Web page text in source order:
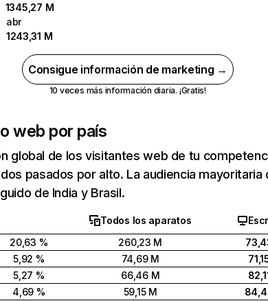
1345,27 M
abr
1243,31 M
Consigue información de marketing →
10 veces más información diaria. ¡Gratis!
web por país
global de los visitantes web de tu
pasados por alto. La audiencia
de India y Brasil.
Todos los aparatos
20,63 % 260,23 M
5,92 % 74,69 M
5,27 % 66,46 M
4,69 % 59,15 M